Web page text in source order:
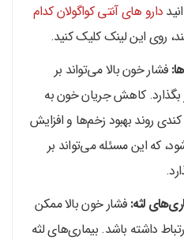
دارو های آنتی کواگولان کدام
روی این لینک کلیک کنید.
فشار خون بالا می‌تواند بر
بگذارد. کاهش جریان خون به
روند بهبود زخم‌ها و افزایش
که این مسئله می‌تواند بر
لثه: فشار خون بالا ممکن
داشته باشد. بیماری‌های لثه